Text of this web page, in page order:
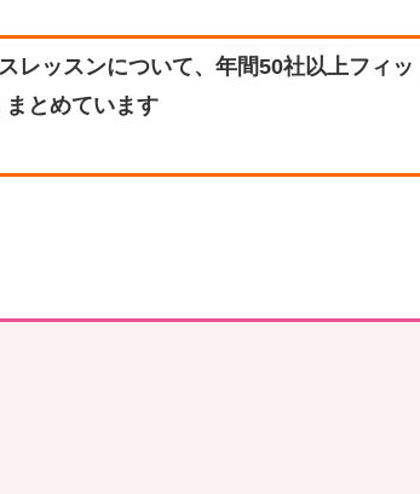
レッスンについて、年間50社以上フィッ
とめています